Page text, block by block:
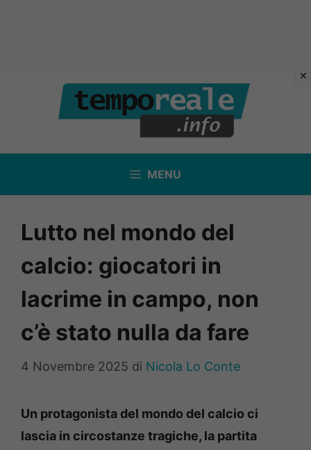
contenuto
MENU
Lutto nel mondo del
calcio: giocatori in
lacrime in campo, non
c’è stato nulla da fare
4 Novembre 2025 di Nicola Lo Conte
Un protagonista del mondo del calcio ci
lascia in circostanze tragiche, la partita